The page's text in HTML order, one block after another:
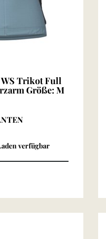
WS Trikot Full
Größe: M
verfügbar